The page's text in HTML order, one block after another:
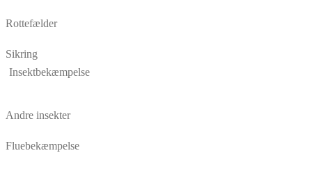
Rottefælder
Sikring
Insektbekæmpelse
Andre insekter
Fluebekæmpelse